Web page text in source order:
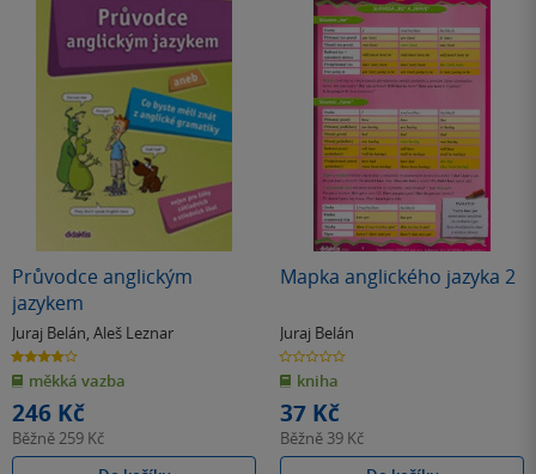
Průvodce anglickým
jazykem
Juraj Belán, Aleš Leznar
4.0
z
5
hvězdiček
měkká vazba
246 Kč
Běžně259 Kč
Mapka anglického jazyka 2
Juraj Belán
0.0
z
5
hvězdiček
kniha
37 Kč
Běžně 39 Kč